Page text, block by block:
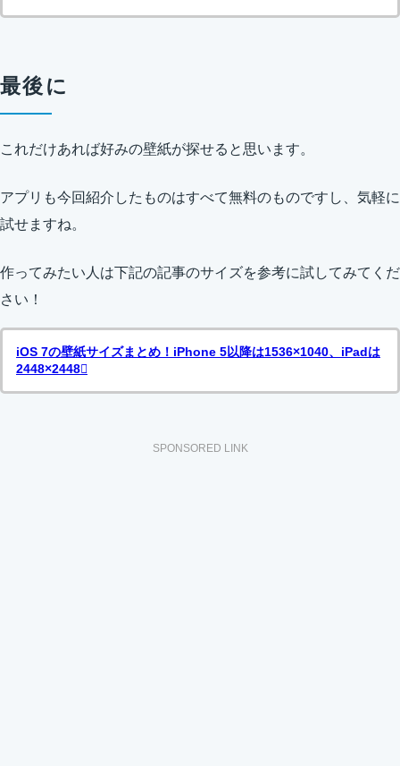
最後に
これだけあれば好みの壁紙が探せると思います。
アプリも今回紹介したものはすべて無料のものですし、気軽に
試せますね。
作ってみたい人は下記の記事のサイズを参考に試してみてくだ
さい！
iOS 7の壁紙サイズまとめ！iPhone 5以降は1536×1040、iPadは
2448×2448
SPONSORED LINK